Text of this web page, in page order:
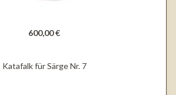
600,00 €
Katafalk für Särge Nr. 7